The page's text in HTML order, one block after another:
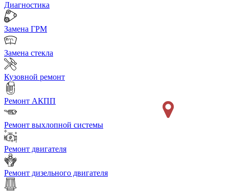
Диагностика
Замена ГРМ
Замена стекла
Кузовной ремонт
Ремонт АКПП
Ремонт выхлопной системы
Ремонт двигателя
Ремонт дизельного двигателя